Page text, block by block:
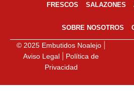
FRESCOS SALAZONES
SOBRE NOSOTROS
© 2025 Embutidos Noalejo
Aviso Legal
Política de
Privacidad